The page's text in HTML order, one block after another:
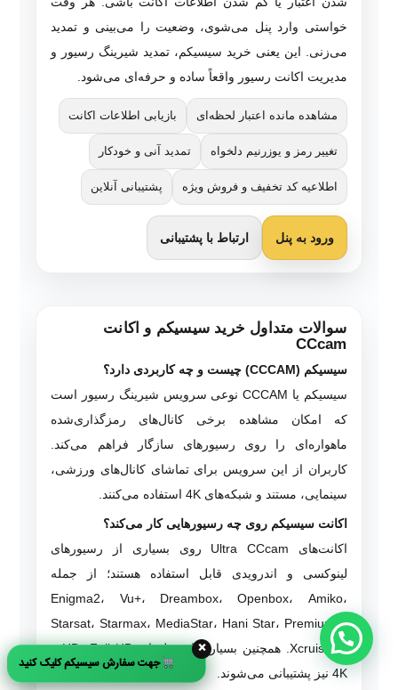
خواستی وارد پنل می‌شوی، وضعیت را می‌بینی و تمدید
می‌زنی. این یعنی خرید سیسیکم، تمدید شیرینگ رسیور و
مدیریت اکانت رسیور واقعاً ساده و حرفه‌ای می‌شود.
مشاهده مانده اعتبار لحظه‌ای بازیابی اطلاعات اکانت
تغییر رمز و یوزرنیم دلخواه تمدید آنی و خودکار
اطلاعیه کد تخفیف و فروش ویژه پشتیبانی آنلاین
ورود به پنل ارتباط با پشتیبانی
سوالات متداول خرید سیسیکم و اکانت
CCcam
سیسیکم (CCCAM) چیست و چه کاربردی دارد؟
سیسیکم یا CCCAM نوعی سرویس شیرینگ رسیور است
که امکان مشاهده برخی کانال‌های رمزگذاری‌شده
ماهواره‌ای را روی رسیورهای سازگار فراهم می‌کند.
کاربران از این سرویس برای تماشای کانال‌های ورزشی،
سینمایی، مستند و شبکه‌های 4K استفاده می‌کنند.
اکانت سیسیکم روی چه رسیورهایی کار می‌کند؟
اکانت‌های Ultra CCcam روی بسیاری از رسیورهای
لینوکسی و اندرویدی قابل استفاده هستند؛ از جمله
Enigma2، Vu+، Dreambox، Openbox، Amiko،
Starsat، Starmax، MediaStar، Hani Star، Premium X
و Xcruiser. همچنین بسیاری از مدل‌های HD، Full HD و
4K نیز پشتیبانی می‌شوند.
×
جهت سفارش سیسیکم کلیک کنید